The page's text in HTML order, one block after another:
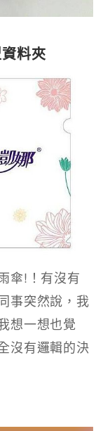
料夾
傘!！有沒有
事突然說，我
想一想也覺
沒有邏輯的決